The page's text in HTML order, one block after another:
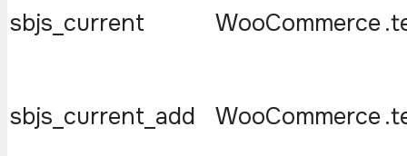
sbjs_current WooCommerce
sbjs_current_add WooCommerce